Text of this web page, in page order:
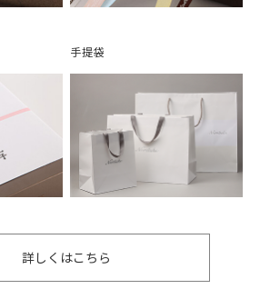
手提袋
詳しくはこちら